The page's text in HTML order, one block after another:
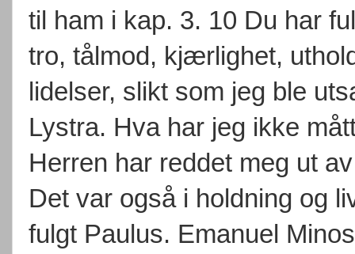
til ham i kap. 3. 10 Du har
tro, tålmod, kjærlighet,
lidelser, slikt som jeg ble
Lystra. Hva har jeg ikke
Herren har reddet meg ut
Det var også i holdning og
fulgt Paulus. Emanuel